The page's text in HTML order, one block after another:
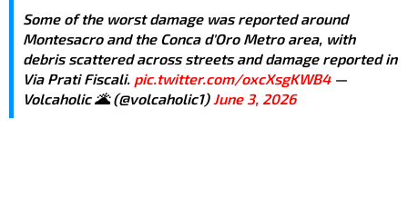
Some of the worst damage was reported around
Montesacro and the Conca d'Oro Metro area, with
debris scattered across streets and damage reported in
Via Prati Fiscali. pic.twitter.com/oxcXsgKWB4—
Volcaholic 🌋 (@volcaholic1) June 3, 2026